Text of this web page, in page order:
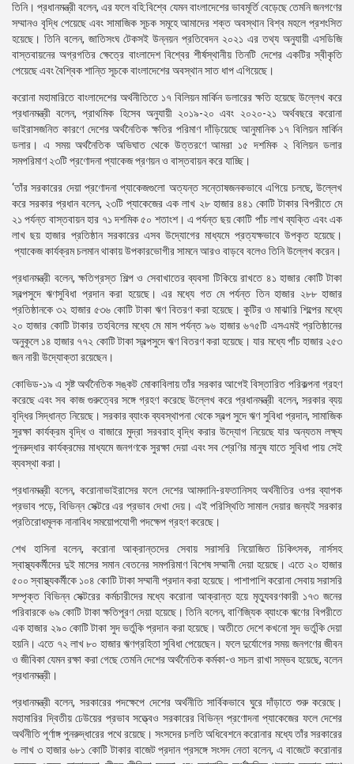
তিনি। প্রধানমন্ত্রী বলেন, এর ফলে বহি:বিশ্বে যেমন বাংলাদেশের ভাবমূর্তি বেড়েছে তেমনি জনগণের
সম্মানও বৃদ্ধি পেয়েছে এবং সামাজিক সূচক সমূহে আমাদের শক্ত অবস্থান বিশ্ব মহলে প্রশংসিত
হয়েছে। তিনি বলেন, জাতিসংঘ টেকসই উন্নয়ন প্রতিবেদন ২০২১ এর তথ্য অনুযায়ী এসডিজি
বাস্তবায়নের অগ্রগতির ক্ষেত্রে বাংলাদেশ বিশ্বের শীর্ষস্থানীয় তিনটি দেশের একটির স্বীকৃতি
পেয়েছে এবং বৈশ্বিক শান্তি সূচকে বাংলাদেশের অবস্থান সাত ধাপ এগিয়েছে।
করোনা মহামারিতে বাংলাদেশের অর্থনীতিতে ১৭ বিলিয়ন মার্কিন ডলারের ক্ষতি হয়েছে উল্লেখ করে
প্রধানমন্ত্রী বলেন, প্রাথমিক হিসেব অনুযায়ী ২০১৯-২০ এবং ২০২০-২১ অর্থবছরে করোনা
ভাইরাসজনিত কারণে দেশের অর্থনৈতিক ক্ষতির পরিমাণ দাঁড়িয়েছে আনুমানিক ১৭ বিলিয়ন মার্কিন
ডলার। এ সময় অর্থনৈতিক অভিঘাত থেকে উত্তরণে আমরা ১৫ দশমিক ২ বিলিয়ন ডলার
সমপরিমাণ ২৩টি প্রণোদনা প্যাকেজ প্রণয়ন ও বাস্তবায়ন করে যাচ্ছি।
‘তাঁর সরকারের দেয়া প্রণোদনা প্যাকেজগুলো অত্যন্ত সন্তোষজনকভাবে এগিয়ে চলছে, উল্লেখ
করে সরকার প্রধান বলেন, ২৩টি প্যাকেজের এক লাখ ২৮ হাজার ৪৪১ কোটি টাকার বিপরীতে মে
২১ পর্যন্ত বাস্তবায়ন হার ৭১ দশমিক ৫০ শতাংশ। এ পর্যন্ত ছয় কোটি পাঁচ লাখ ব্যক্তি এবং এক
লাখ ছয় হাজার প্রতিষ্ঠান সরকারের এসব উদ্যোগের মাধ্যমে প্রত্যক্ষভাবে উপকৃত হয়েছে।
প্যাকেজ কার্যক্রম চলমান থাকায় উপকারভোগীর সামনে আরও বাড়বে বলেও তিনি উল্লেখ করেন।
প্রধানমন্ত্রী বলেন, ক্ষতিগ্রস্ত শিল্প ও সেবাখাতের ব্যবসা টিকিয়ে রাখতে ৪১ হাজার কোটি টাকা
স্বল্পসুদে ঋণসুবিধা প্রদান করা হয়েছে। এর মধ্যে গত মে পর্যন্ত তিন হাজার ২৮৮ হাজার
প্রতিষ্ঠানকে ৩২ হাজার ৫৩৬ কোটি টাকা ঋণ বিতরণ করা হয়েছে। কুটির ও মাঝারি শিল্পের মধ্যে
২০ হাজার কোটি টাকার তহবিলের মধ্যে মে মাস পর্যন্ত ৯৬ হাজার ৬৭৫টি এসএমই প্রতিষ্ঠানের
অনুকূলে ১৪ হাজার ৭৭২ কোটি টাকা স্বল্পসুদে ঋণ বিতরণ করা হয়েছে। যার মধ্যে পাঁচ হাজার ২৫৩
জন নারী উদ্যোক্তা রয়েছেন।
কোভিড-১৯ এ সৃষ্ট অর্থনৈতিক সঙ্কট মোকাবিলায় তাঁর সরকার আগেই বিস্তারিত পরিকল্পনা গ্রহণ
করেছে এবং সব কাজ গুরুত্বের সঙ্গে গ্রহণ করেছে উল্লেখ করে প্রধানমন্ত্রী বলেন, সরকার ব্যয়
বৃদ্ধির সিদ্ধান্ত নিয়েছে। সরকার ব্যাংক ব্যবস্থাপনা থেকে স্বল্প সুদে ঋণ সুবিধা প্রদান, সামাজিক
সুরক্ষা কার্যক্রম বৃদ্ধি ও বাজারে মুদ্রা সরবরাহ বৃদ্ধি করার উদ্যোগ নিয়েছে যার অন্যতম লক্ষ্য
পুনরুদ্ধার কার্যক্রমের মাধ্যমে জনগণকে সুরক্ষা দেয়া এবং সব শ্রেণির মানুষ যাতে সুবিধা পায় সেই
ব্যবস্থা করা।
প্রধানমন্ত্রী বলেন, করোনাভাইরাসের ফলে দেশের আমদানি-রফতানিসহ অর্থনীতির ওপর ব্যাপক
প্রভাব পড়ে, বিভিন্ন সেক্টরে এর প্রভাব দেখা দেয়। এই পরিস্থিতি সামাল দেয়ার জন্যই সরকার
প্রতিরোধমূলক নানাবিধ সময়োপযোগী পদক্ষেপ গ্রহণ করেছে।
শেখ হাসিনা বলেন, করোনা আক্রান্তদের সেবায় সরাসরি নিয়োজিত চিকিৎসক, নার্সসহ
স্বাস্থ্যকর্মীদের দুই মাসের সমান বেতনের সমপরিমাণ বিশেষ সম্মানী দেয়া হয়েছে। এতে ২০ হাজার
৫০০ স্বাস্থ্যকর্মীকে ১০৪ কোটি টাকা সম্মানী প্রদান করা হয়েছে। পাশাপাশি করোনা সেবায় সরাসরি
সম্পৃক্ত বিভিন্ন সেক্টরের কর্মচারীদের মধ্যে করোনা আক্রান্ত হয়ে মৃত্যুবরণকারী ১৭৩ জনের
পরিবারকে ৬৯ কোটি টাকা ক্ষতিপূরণ দেয়া হয়েছে। তিনি বলেন, বাণিজ্যিক ব্যাংকে ঋণের বিপরীতে
এক হাজার ২৯০ কোটি টাকা সুদ ভর্তুকি প্রদান করা হয়েছে। অতীতে দেশে কখনো সুদ ভর্তুকি দেয়া
হয়নি। এতে ৭২ লাখ ৮০ হাজার ঋণগ্রহিতা সুবিধা পেয়েছেন। ফলে দুর্যোগের সময় জনগণের জীবন
ও জীবিকা যেমন রক্ষা করা গেছে তেমনি দেশের অর্থনৈতিক কর্মকা-ও সচল রাখা সম্ভব হয়েছে, বলেন
প্রধানমন্ত্রী।
প্রধানমন্ত্রী বলেন, সরকারের পদক্ষেপে দেশের অর্থনীতি সার্বিকভাবে ঘুরে দাঁড়াতে শুরু করেছে।
মহামারির দ্বিতীয় ঢেউয়ের প্রভাব সত্ত্বেও সরকারের বিভিন্ন প্রণোদনা প্যাকেজের ফলে দেশের
অর্থনীতি পূর্ণাঙ্গ পুনরুদ্ধারের পথে রয়েছে। সংসদের চলতি অধিবেশনে করোনার মধ্যে তাঁর সরকারের
৬ লাখ ৩ হাজার ৬৮১ কোটি টাকার বাজেট প্রদান প্রসঙ্গে সংসদ নেতা বলেন, এ বাজেটে করোনার